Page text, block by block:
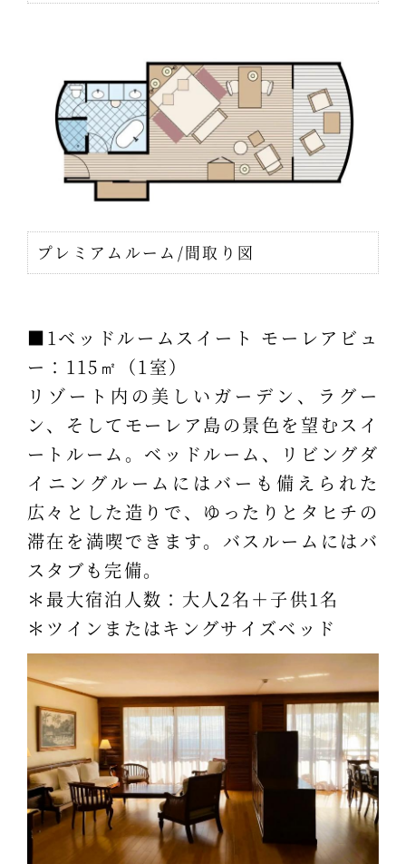
プレミアムルーム/間取り図
■1ベッドルームスイート モーレアビュ
ー：115㎡（1室）
リゾート内の美しいガーデン、ラグー
ン、そしてモーレア島の景色を望むスイ
ートルーム。ベッドルーム、リビングダ
イニングルームにはバーも備えられた
広々とした造りで、ゆったりとタヒチの
滞在を満喫できます。バスルームにはバ
スタブも完備。
＊最大宿泊人数：大人2名＋子供1名
＊ツインまたはキングサイズベッド